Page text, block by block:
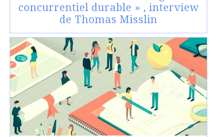
concurrentiel durable » , interview
de Thomas Misslin